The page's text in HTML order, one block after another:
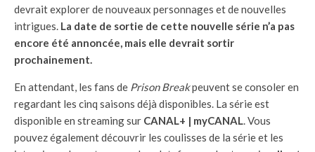
devrait explorer de nouveaux personnages et de nouvelles
intrigues. La date de sortie de cette nouvelle série n’a pas
encore été annoncée, mais elle devrait sortir
prochainement.
En attendant, les fans de Prison Breakpeuvent se consoler en
regardant les cinq saisons déjà disponibles. La série est
disponible en streaming sur CANAL+ | myCANAL. Vous
pouvez également découvrir les coulisses de la série et les